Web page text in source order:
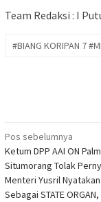
Team Redaksi : I
#BIANG KORIPAN 7
Navigasi
pos
Pos sebelumnya
Ketum DPP AAI ON
Situmorang Tolak
Menteri Yusril Nyatakan
Sebagai STATE